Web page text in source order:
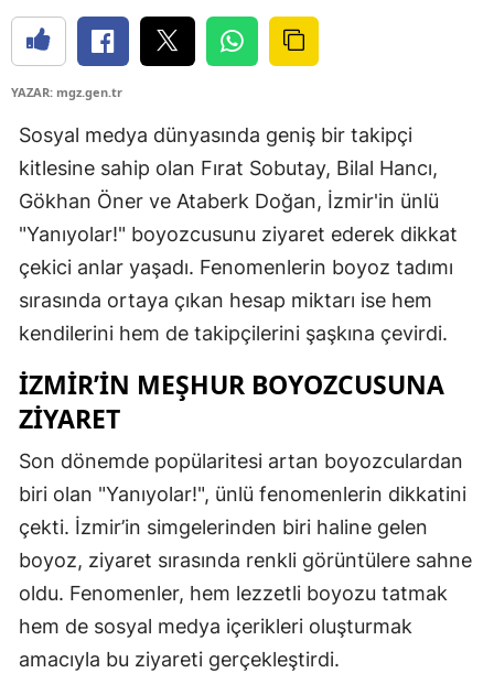
YAZAR: mgz.gen.tr
Sosyal medya dünyasında geniş bir takipçi
kitlesine sahip olan Fırat Sobutay, Bilal Hancı,
Gökhan Öner ve Ataberk Doğan, İzmir'in ünlü
"Yanıyolar!" boyozcusunu ziyaret ederek dikkat
çekici anlar yaşadı. Fenomenlerin boyoz tadımı
sırasında ortaya çıkan hesap miktarı ise hem
kendilerini hem de takipçilerini şaşkına çevirdi.
İZMIR’IN MEŞHUR BOYOZCUSUNA
ZIYARET
Son dönemde popülaritesi artan boyozculardan
biri olan "Yanıyolar!", ünlü fenomenlerin dikkatini
çekti. İzmir’in simgelerinden biri haline gelen
boyoz, ziyaret sırasında renkli görüntülere sahne
oldu. Fenomenler, hem lezzetli boyozu tatmak
hem de sosyal medya içerikleri oluşturmak
amacıyla bu ziyareti gerçekleştirdi.